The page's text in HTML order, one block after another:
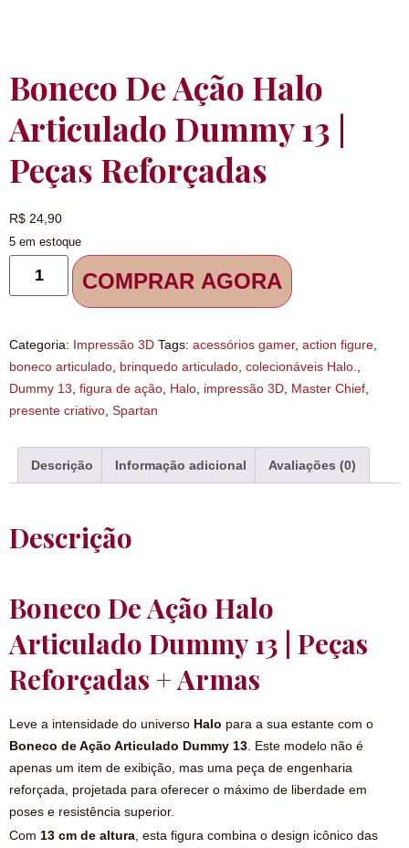
Boneco De Ação Halo
Articulado Dummy 13 |
Peças Reforçadas
R$ 24,90
5 em estoque
COMPRAR AGORA
Categoria: Impressão 3D Tags: acessórios gamer, action figure
boneco articulado brinquedo articulado colecionáveis Halo.
Dummy 13 figura de ação Halo impressão 3D Master Chief
presente criativo Spartan
Descrição Informação adicional Avaliações (0)
Descrição
Boneco De Ação Halo
Articulado Dummy 13 | Peças
Reforçadas + Armas
Leve a intensidade do universo Halo para a sua estante com o
Boneco de Ação Articulado Dummy 13 . Este modelo não é
apenas um item de exibição, mas uma peça de engenharia
reforçada, projetada para oferecer o máximo de liberdade em
poses e resistência superior.
Com 13 cm de altura , esta figura combina o design icônico das